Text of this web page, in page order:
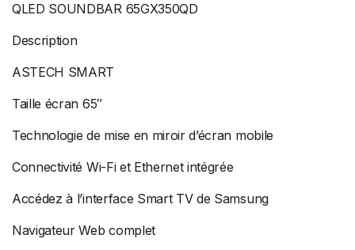
QLED SOUNDBAR 65GX350QD
Description
ASTECH SMART
Taille écran 65″
Technologie de mise en miroir d’écran mobile
Connectivité Wi-Fi et Ethernet intégrée
Accédez à l’interface Smart TV de Samsung
Navigateur Web complet